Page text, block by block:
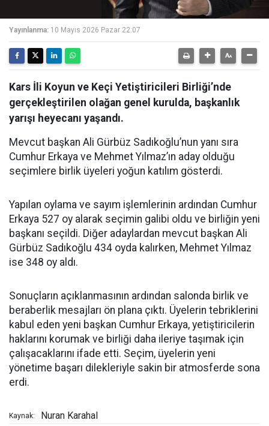
Yayınlanma: 10 Mayıs 2026 Pazar 22:07
Kars İli Koyun ve Keçi Yetiştiricileri Birliği’nde
gerçekleştirilen olağan genel kurulda, başkanlık
yarışı heyecanı yaşandı.
Mevcut başkan Ali Gürbüz Sadıkoğlu’nun yanı sıra
Cumhur Erkaya ve Mehmet Yılmaz’ın aday olduğu
seçimlere birlik üyeleri yoğun katılım gösterdi.
Yapılan oylama ve sayım işlemlerinin ardından Cumhur
Erkaya 527 oy alarak seçimin galibi oldu ve birliğin yeni
başkanı seçildi. Diğer adaylardan mevcut başkan Ali
Gürbüz Sadıkoğlu 434 oyda kalırken, Mehmet Yılmaz
ise 348 oy aldı.
Sonuçların açıklanmasının ardından salonda birlik ve
beraberlik mesajları ön plana çıktı. Üyelerin tebriklerini
kabul eden yeni başkan Cumhur Erkaya, yetiştiricilerin
haklarını korumak ve birliği daha ileriye taşımak için
çalışacaklarını ifade etti. Seçim, üyelerin yeni
yönetime başarı dilekleriyle sakin bir atmosferde sona
erdi.
Kaynak: Nuran Karahal